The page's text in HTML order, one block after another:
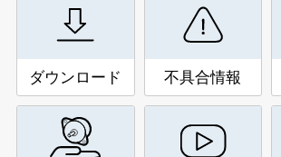
ダウンロード 不具合情報